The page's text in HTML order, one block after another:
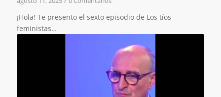
¡Hola! Te presento el sexto episodio de Los tíos
feministas…